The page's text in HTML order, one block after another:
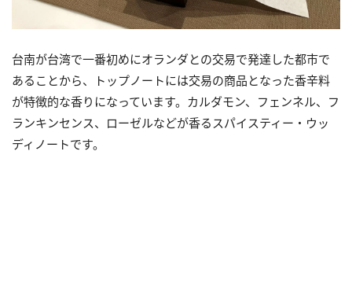
台南が台湾で一番初めにオランダとの交易で発達した都市で
あることから、トップノートには交易の商品となった香辛料
が特徴的な香りになっています。カルダモン、フェンネル、フ
ランキンセンス、ローゼルなどが香るスパイスティー・ウッ
ディノートです。